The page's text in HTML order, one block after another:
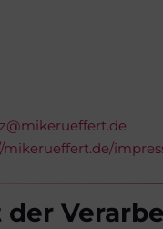
mikerueffert.de/
der